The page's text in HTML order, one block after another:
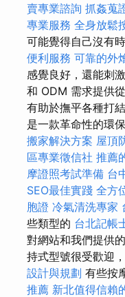
賣專業諮詢 抓姦蒐
專業服務 全身放鬆
可能覺得自己沒有
便利服務 可靠的外
感覺良好，還能刺
和 ODM 需求提供
有助於撫平各種打
是一款革命性的環
搬家解決方案 屋頂
區專業徵信社 推薦
摩證照考試準備 台
SEO最佳實踐 全方
胞證 冷氣清洗專家
些類型的 台北記帳
對網站和我們提供
持式型號很受歡迎
設計與規劃 有些按
推薦 新北值得信賴